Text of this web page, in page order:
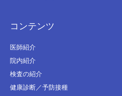
コンテンツ
医師紹介
院内紹介
検査の紹介
健康診断／予防接種